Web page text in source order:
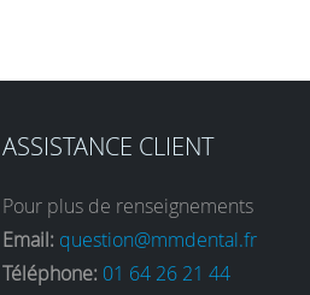
ASSISTANCE CLIENT
Pour plus de renseignements
Email: question@mmdental.fr
Téléphone: 01 64 26 21 44